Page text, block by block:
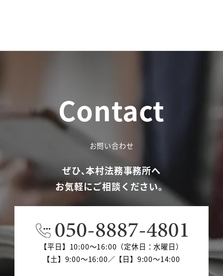
Contact
お問い合わせ
ぜひ､本村法務事務所へ
お気軽にご相談ください。
【平日】10:00～16:00（定休日：水曜日）
【土】9:00～16:00／【日】9:00～14:00